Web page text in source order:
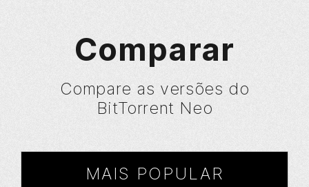
Comparar
Compare as versões do
BitTorrent Neo
MAIS POPULAR